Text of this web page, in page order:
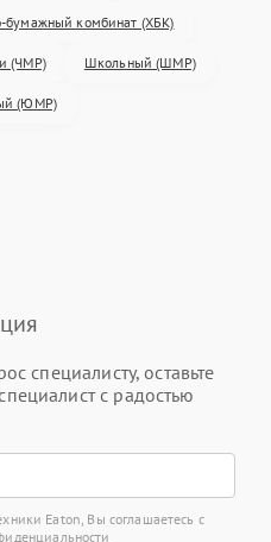
бумажный комбинат (ХБК)
(ЧМР) Школьный (ШМР)
(ЮМР)
специалисту, оставьте
с радостью
Eaton, Вы соглашаетесь с